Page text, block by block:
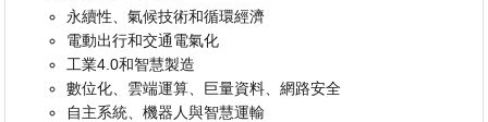
永續性、氣候技術和循環經濟
電動出行和交通電氣化
工業4.0和智慧製造
數位化、雲端運算、巨量資料、網路安全
自主系統、機器人與智慧運輸